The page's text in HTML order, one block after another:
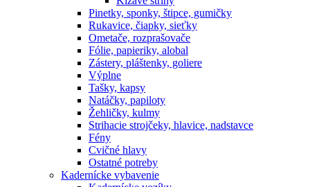
Pinetky, sponky, štipce, gumičky
Rukavice, čiapky, sieťky
Ometače, rozprašovače
Fólie, papieriky, alobal
Zástery, pláštenky, goliere
Výplne
Tašky, kapsy
Natáčky, papiloty
Žehličky, kulmy
Strihacie strojčeky, hlavice, nadstavce
Fény
Cvičné hlavy
Ostatné potreby
Kadernícke vybavenie